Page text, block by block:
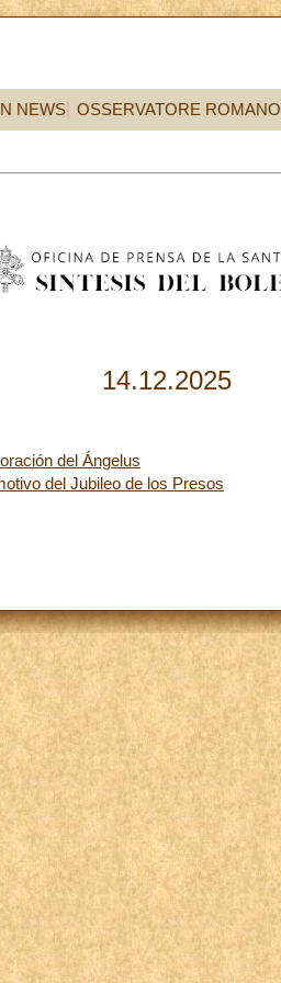
NEWS OSSERVATORE ROMANO
14.12.2025
del Ángelus
del Jubileo de los Presos